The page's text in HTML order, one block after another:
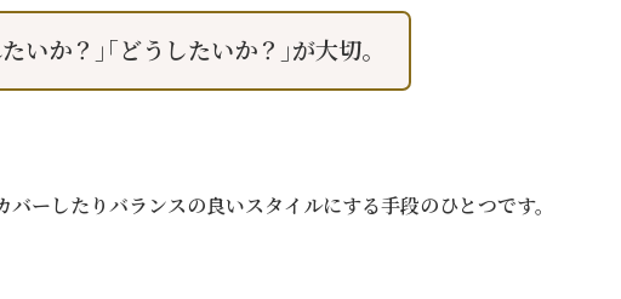
いか？｣｢どうしたいか？｣が大切。
ーしたりバランスの良いスタイルにする手段のひとつです。